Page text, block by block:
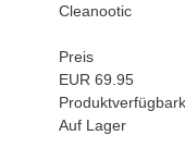
Cleanootic
Preis
EUR 69.95
Auf Lager